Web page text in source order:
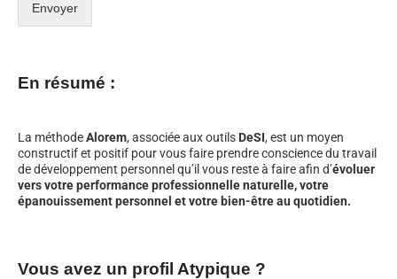
Envoyer
En résumé :
La méthodeAlorem, associée aux outils DeSI, est un moyen
constructif et positif pour vous faire prendre conscience du travail
de développement personnel qu’il vous reste à faire afin d’évoluer
vers votre performance professionnelle naturelle, votre
épanouissement personnel et votre bien-être au quotidien.
Vous avez un profil Atypique ?